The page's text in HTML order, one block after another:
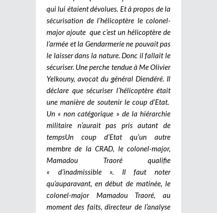
qui lui étaient dévolues. Et à propos de la
sécurisation de l’hélicoptère le colonel-
major ajoute que c’est un hélicoptère de
l’armée et la Gendarmerie ne pouvait pas
le laisser dans la nature. Donc il fallait le
sécuriser. Une perche tendue à Me Olivier
Yelkouny, avocat du général Diendéré. Il
déclare que sécuriser l’hélicoptère était
une manière de soutenir le coup d’Etat.
Un « non catégorique » de la hiérarchie
militaire n’aurait pas pris autant de
tempsUn coup d’Etat qu’un autre
membre de la CRAD, le colonel-major,
Mamadou Traoré qualifie
« d’inadmissible ». Il faut noter
qu’auparavant, en début de matinée, le
colonel-major Mamadou Traoré, au
moment des faits, directeur de l’analyse